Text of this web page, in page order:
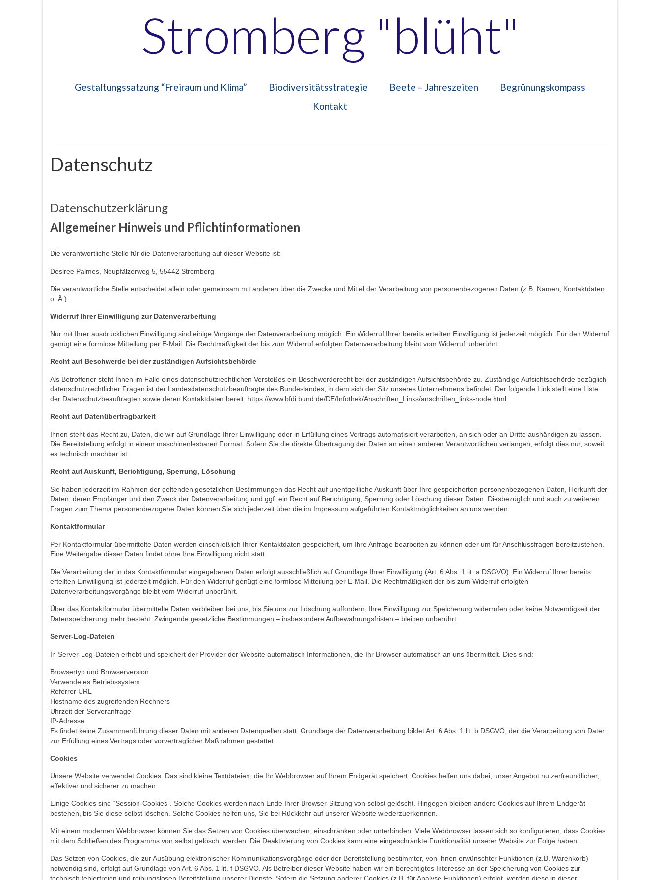
Stromberg "blüht"
Gestaltungssatzung “Freiraum und Klima” Biodiversitätsstrategie Beete – Jahreszeiten
Begrünungskompass
Kontakt
Datenschutz
Datenschutzerklärung
Allgemeiner Hinweis und Pflichtinformationen
Die verantwortliche Stelle für die Datenverarbeitung auf dieser Website ist:
Desiree Palmes, Neupfälzerweg 5, 55442 Stromberg
Die verantwortliche Stelle entscheidet allein oder gemeinsam mit anderen über die Zwecke und Mittel der Verarbeitung von personenbezogenen Daten (z.B. Namen, Kontaktdaten
o. Ä.).
Widerruf Ihrer Einwilligung zur Datenverarbeitung
Nur mit Ihrer ausdrücklichen Einwilligung sind einige Vorgänge der Datenverarbeitung möglich. Ein Widerruf Ihrer bereits erteilten Einwilligung ist jederzeit möglich. Für den Widerruf
genügt eine formlose Mitteilung per E-Mail. Die Rechtmäßigkeit der bis zum Widerruf erfolgten Datenverarbeitung bleibt vom Widerruf unberührt.
Recht auf Beschwerde bei der zuständigen Aufsichtsbehörde
Als Betroffener steht Ihnen im Falle eines datenschutzrechtlichen Verstoßes ein Beschwerderecht bei der zuständigen Aufsichtsbehörde zu. Zuständige Aufsichtsbehörde bezüglich
datenschutzrechtlicher Fragen ist der Landesdatenschutzbeauftragte des Bundeslandes, in dem sich der Sitz unseres Unternehmens befindet. Der folgende Link stellt eine Liste
der Datenschutzbeauftragten sowie deren Kontaktdaten bereit: https://www.bfdi.bund.de/DE/Infothek/Anschriften_Links/anschriften_links-node.html.
Recht auf Datenübertragbarkeit
Ihnen steht das Recht zu, Daten, die wir auf Grundlage Ihrer Einwilligung oder in Erfüllung eines Vertrags automatisiert verarbeiten, an sich oder an Dritte aushändigen zu lassen.
Die Bereitstellung erfolgt in einem maschinenlesbaren Format. Sofern Sie die direkte Übertragung der Daten an einen anderen Verantwortlichen verlangen, erfolgt dies nur, soweit
es technisch machbar ist.
Recht auf Auskunft, Berichtigung, Sperrung, Löschung
Sie haben jederzeit im Rahmen der geltenden gesetzlichen Bestimmungen das Recht auf unentgeltliche Auskunft über Ihre gespeicherten personenbezogenen Daten, Herkunft der
Daten, deren Empfänger und den Zweck der Datenverarbeitung und ggf. ein Recht auf Berichtigung, Sperrung oder Löschung dieser Daten. Diesbezüglich und auch zu weiteren
Fragen zum Thema personenbezogene Daten können Sie sich jederzeit über die im Impressum aufgeführten Kontaktmöglichkeiten an uns wenden.
Kontaktformular
Per Kontaktformular übermittelte Daten werden einschließlich Ihrer Kontaktdaten gespeichert, um Ihre Anfrage bearbeiten zu können oder um für Anschlussfragen bereitzustehen.
Eine Weitergabe dieser Daten findet ohne Ihre Einwilligung nicht statt.
Die Verarbeitung der in das Kontaktformular eingegebenen Daten erfolgt ausschließlich auf Grundlage Ihrer Einwilligung (Art. 6 Abs. 1 lit. a DSGVO). Ein Widerruf Ihrer bereits
erteilten Einwilligung ist jederzeit möglich. Für den Widerruf genügt eine formlose Mitteilung per E-Mail. Die Rechtmäßigkeit der bis zum Widerruf erfolgten
Datenverarbeitungsvorgänge bleibt vom Widerruf unberührt.
Über das Kontaktformular übermittelte Daten verbleiben bei uns, bis Sie uns zur Löschung auffordern, Ihre Einwilligung zur Speicherung widerrufen oder keine Notwendigkeit der
Datenspeicherung mehr besteht. Zwingende gesetzliche Bestimmungen – insbesondere Aufbewahrungsfristen – bleiben unberührt.
Server-Log-Dateien
In Server-Log-Dateien erhebt und speichert der Provider der Website automatisch Informationen, die Ihr Browser automatisch an uns übermittelt. Dies sind:
Browsertyp und Browserversion
Verwendetes Betriebssystem
Referrer URL
Hostname des zugreifenden Rechners
Uhrzeit der Serveranfrage
IP-Adresse
Es findet keine Zusammenführung dieser Daten mit anderen Datenquellen statt. Grundlage der Datenverarbeitung bildet Art. 6 Abs. 1 lit. b DSGVO, der die Verarbeitung von Daten
zur Erfüllung eines Vertrags oder vorvertraglicher Maßnahmen gestattet.
Cookies
Unsere Website verwendet Cookies. Das sind kleine Textdateien, die Ihr Webbrowser auf Ihrem Endgerät speichert. Cookies helfen uns dabei, unser Angebot nutzerfreundlicher,
effektiver und sicherer zu machen.
Einige Cookies sind “Session-Cookies”. Solche Cookies werden nach Ende Ihrer Browser-Sitzung von selbst gelöscht. Hingegen bleiben andere Cookies auf Ihrem Endgerät
bestehen, bis Sie diese selbst löschen. Solche Cookies helfen uns, Sie bei Rückkehr auf unserer Website wiederzuerkennen.
Mit einem modernen Webbrowser können Sie das Setzen von Cookies überwachen, einschränken oder unterbinden. Viele Webbrowser lassen sich so konfigurieren, dass Cookies
mit dem Schließen des Programms von selbst gelöscht werden. Die Deaktivierung von Cookies kann eine eingeschränkte Funktionalität unserer Website zur Folge haben.
Das Setzen von Cookies, die zur Ausübung elektronischer Kommunikationsvorgänge oder der Bereitstellung bestimmter, von Ihnen erwünschter Funktionen (z.B. Warenkorb)
notwendig sind, erfolgt auf Grundlage von Art. 6 Abs. 1 lit. f DSGVO. Als Betreiber dieser Website haben wir ein berechtigtes Interesse an der Speicherung von Cookies zur
technisch fehlerfreien und reibungslosen Bereitstellung unserer Dienste. Sofern die Setzung anderer Cookies (z.B. für Analyse-Funktionen) erfolgt, werden diese in dieser